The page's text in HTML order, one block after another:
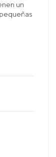
un